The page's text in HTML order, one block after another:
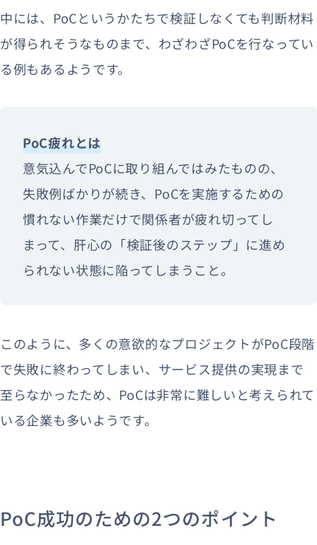
中には、PoCというかたちで検証しなくても判断材料
が得られそうなものまで、わざわざPoCを行なってい
る例もあるようです。
PoC疲れとは
意気込んでPoCに取り組んではみたものの、
失敗例ばかりが続き、PoCを実施するための
慣れない作業だけで関係者が疲れ切ってし
まって、肝心の「検証後のステップ」に進め
られない状態に陥ってしまうこと。
このように、多くの意欲的なプロジェクトがPoC段階
で失敗に終わってしまい、サービス提供の実現まで
至らなかったため、PoCは非常に難しいと考えられて
いる企業も多いようです。
PoC成功のための2つのポイント